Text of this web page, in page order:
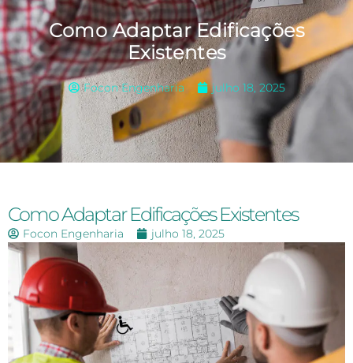
Como Adaptar Edificações
Existentes
Focon Engenharia julho 18, 2025
Como Adaptar Edificações Existentes
Focon Engenharia julho 18, 2025